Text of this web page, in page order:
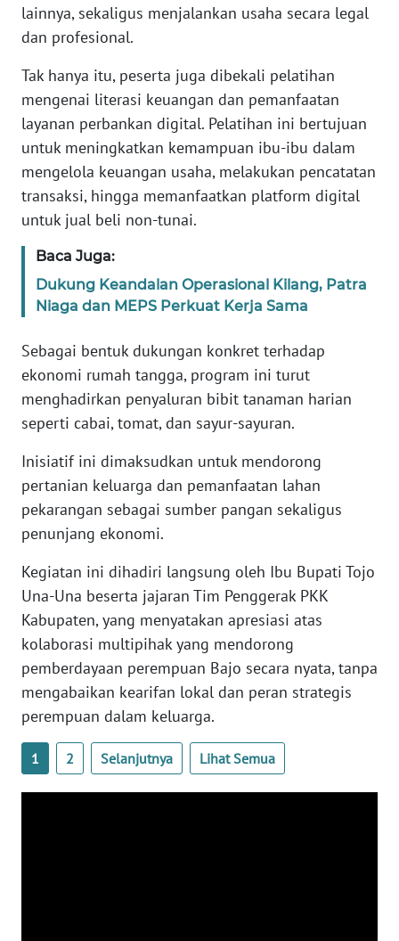
lainnya, sekaligus menjalankan usaha secara legal
dan profesional.
Tak hanya itu, peserta juga dibekali pelatihan
mengenai literasi keuangan dan pemanfaatan
layanan perbankan digital. Pelatihan ini bertujuan
untuk meningkatkan kemampuan ibu-ibu dalam
mengelola keuangan usaha, melakukan pencatatan
transaksi, hingga memanfaatkan platform digital
untuk jual beli non-tunai.
Baca Juga:
Dukung Keandalan Operasional Kilang, Patra
Niaga dan MEPS Perkuat Kerja Sama
Sebagai bentuk dukungan konkret terhadap
ekonomi rumah tangga, program ini turut
menghadirkan penyaluran bibit tanaman harian
seperti cabai, tomat, dan sayur-sayuran.
Inisiatif ini dimaksudkan untuk mendorong
pertanian keluarga dan pemanfaatan lahan
pekarangan sebagai sumber pangan sekaligus
penunjang ekonomi.
Kegiatan ini dihadiri langsung oleh Ibu Bupati Tojo
Una-Una beserta jajaran Tim Penggerak PKK
Kabupaten, yang menyatakan apresiasi atas
kolaborasi multipihak yang mendorong
pemberdayaan perempuan Bajo secara nyata, tanpa
mengabaikan kearifan lokal dan peran strategis
perempuan dalam keluarga.
1 2 Selanjutnya Lihat Semua
WN
BARAT
WN
RIAU
WN
SERAMBI
WN
WN
WN
NTB
SULTENG
WN
SULBAR
WN
BABEL
WN
SUMBAR
WN
WN